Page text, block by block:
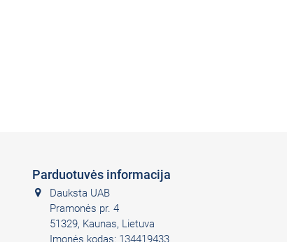
Parduotuvės informacija
Dauksta UAB
Pramonės pr. 4
51329, Kaunas, Lietuva
Įmonės kodas: 134419433